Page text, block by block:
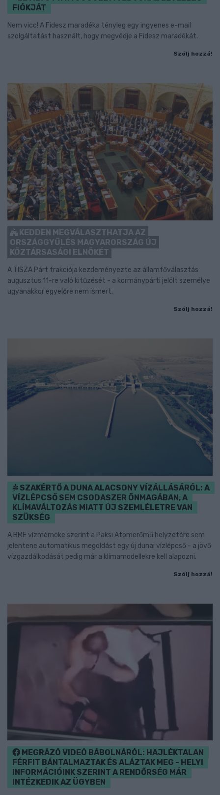
FIÓKJÁT
Nem vicc! A Fidesz maradéka tényleg egy ingyenes e-mail
szolgáltatást használt, hogy megvédje a Fidesz maradékát.
Szólj hozzá!
KEDDEN MEGVÁLASZTHATJA AZ
ORSZÁGGYŰLÉS MAGYARORSZÁG ÚJ
KÖZTÁRSASÁGI ELNÖKÉT
A TISZA Párt frakciója kezdeményezte az államfőválasztás
augusztus 11-re való kitűzését - a kormánypárti jelölt személye
ugyanakkor egyelőre nem ismert.
Szólj hozzá!
SZAKÉRTŐ A DUNA ALACSONY VÍZÁLLÁSÁRÓL: A
VÍZLÉPCSŐ SEM CSODASZER ÖNMAGÁBAN, A
KLÍMAVÁLTOZÁS MIATT ÚJ SZEMLÉLETRE VAN
SZÜKSÉG
A BME vízmérnöke szerint a Paksi Atomerőmű helyzetére sem
jelentene automatikus megoldást egy új dunai vízlépcső - a jövő
vízgazdálkodását pedig már a klímamodellekre kell alapozni.
Szólj hozzá!
MEGRÁZÓ VIDEÓ BÁBOLNÁRÓL: HAJLÉKTALAN
FÉRFIT BÁNTALMAZTAK ÉS ALÁZTAK MEG - HELYI
INFORMÁCIÓINK SZERINT A RENDŐRSÉG MÁR
INTÉZKEDIK AZ ÜGYBEN